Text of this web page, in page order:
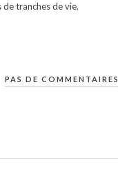
tranches de vie.
PAS DE COMMENTAIRES